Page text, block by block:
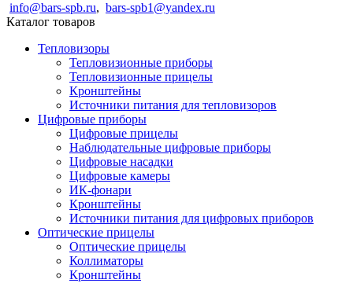
info@bars-spb.ru, bars-spb1@yandex.ru
Каталог товаров
Тепловизоры
Тепловизионные приборы
Тепловизионные прицелы
Кронштейны
Источники питания для тепловизоров
Цифровые приборы
Цифровые прицелы
Наблюдательные цифровые приборы
Цифровые насадки
Цифровые камеры
ИК-фонари
Кронштейны
Источники питания для цифровых приборов
Оптические прицелы
Оптические прицелы
Коллиматоры
Кронштейны